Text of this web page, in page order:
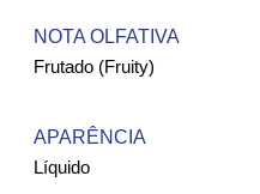
NOTA OLFATIVA
Frutado (Fruity)
APARÊNCIA
Líquido